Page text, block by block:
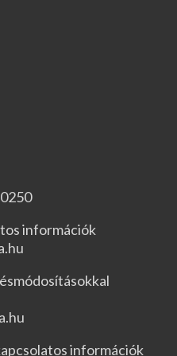
információk
információk